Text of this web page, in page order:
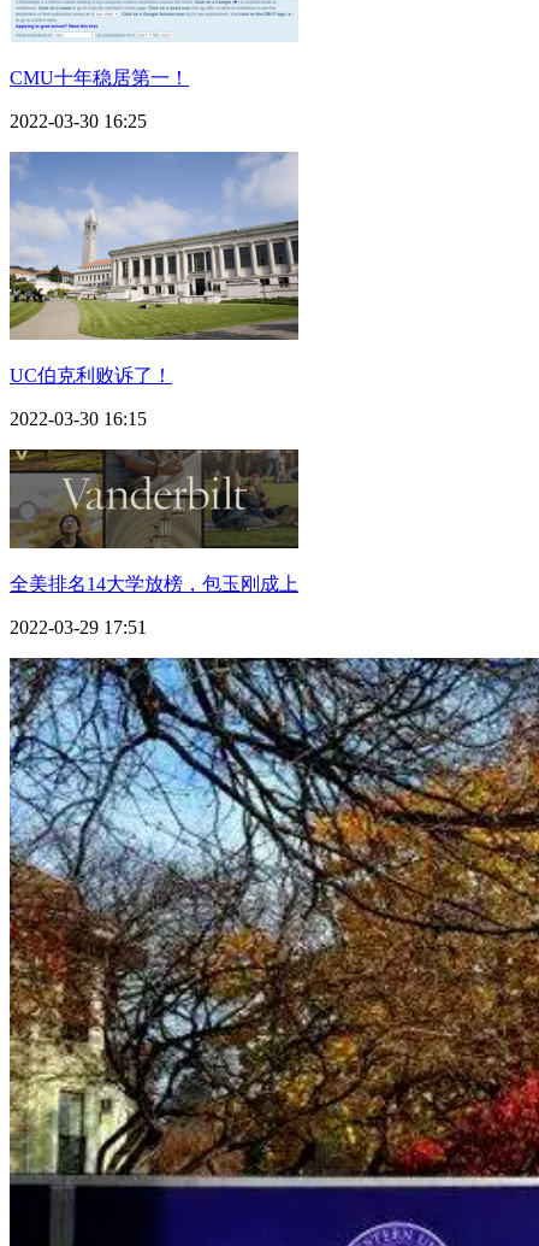
CMU十年稳居第一！
2022-03-30 16:25
UC伯克利败诉了！
2022-03-30 16:15
全美排名14大学放榜，包玉刚成上
2022-03-29 17:51